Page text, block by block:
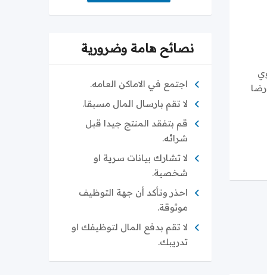
نصائح هامة وضرورية
اجتمع في الاماكن العامه.
لا تقم بارسال المال مسبقا.
قم بتفقد المنتج جيدا قبل
شرائه.
لا تشارك بيانات سرية او
شخصية.
احذر وتأكد أن جهة التوظيف
موثوقة.
لا تقم بدفع المال لتوظيفك او
تدريبك.